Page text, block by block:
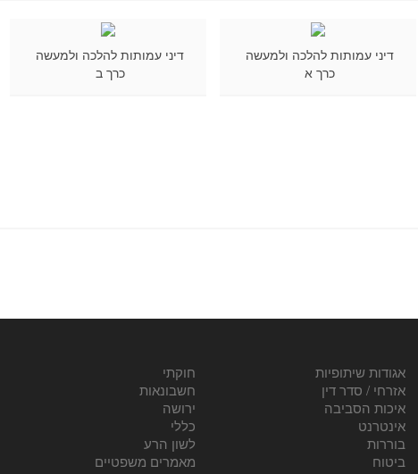
דיני עמותות להלכה ולמעשה
כרך א
דיני עמותות להלכה ולמעשה
כרך ב
אגודות שיתופיות
אזרחי / סדר דין
איכות הסביבה
אינטרנט
בוררות
ביטוח
חוקתי
חשבונאות
ירושה
כללי
לשון הרע
מאמרים משפטיים